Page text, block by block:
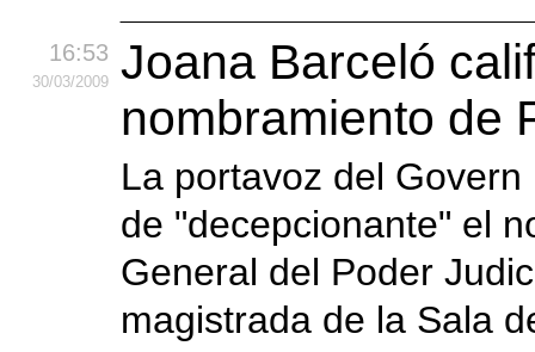
16:53
30/03/2009
Joana Barceló
nombramiento de
La portavoz del
de "decepcionante" el
General del Poder
magistrada de la Sala